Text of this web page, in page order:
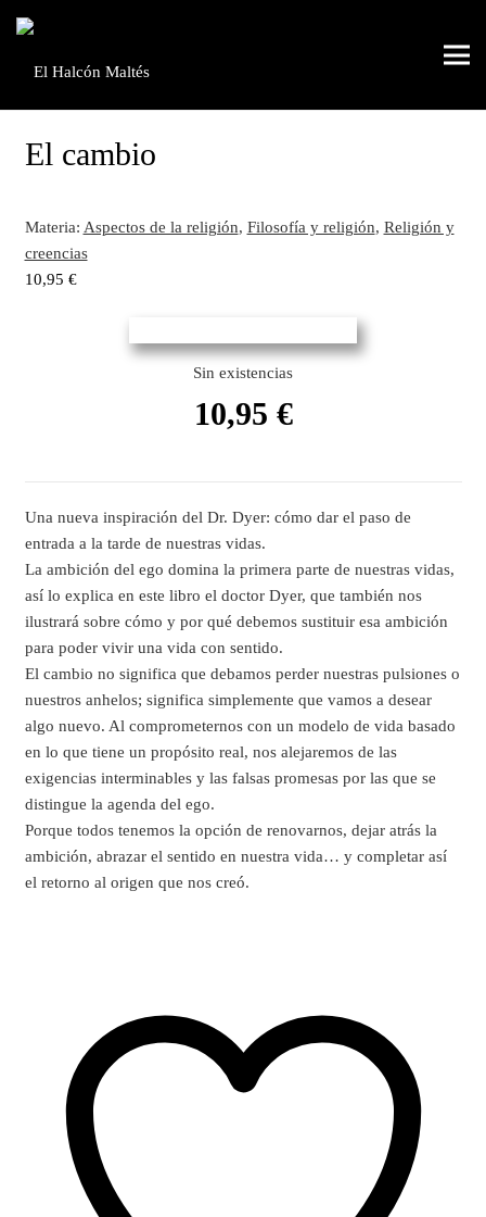
El cambio
Materia: Aspectos de la religión, Filosofía y religión, Religión y
creencias
10,95 €
Sin existencias
10,95 €
Una nueva inspiración del Dr. Dyer: cómo dar el paso de
entrada a la tarde de nuestras vidas.
La ambición del ego domina la primera parte de nuestras vidas,
así lo explica en este libro el doctor Dyer, que también nos
ilustrará sobre cómo y por qué debemos sustituir esa ambición
para poder vivir una vida con sentido.
El cambio no significa que debamos perder nuestras pulsiones o
nuestros anhelos; significa simplemente que vamos a desear
algo nuevo. Al comprometernos con un modelo de vida basado
en lo que tiene un propósito real, nos alejaremos de las
exigencias interminables y las falsas promesas por las que se
distingue la agenda del ego.
Porque todos tenemos la opción de renovarnos, dejar atrás la
ambición, abrazar el sentido en nuestra vida… y completar así
el retorno al origen que nos creó.